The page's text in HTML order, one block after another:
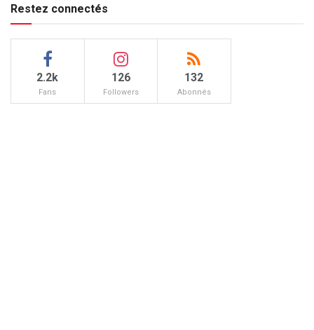
Restez connectés
2.2k
Fans
126
Followers
132
Abonnés